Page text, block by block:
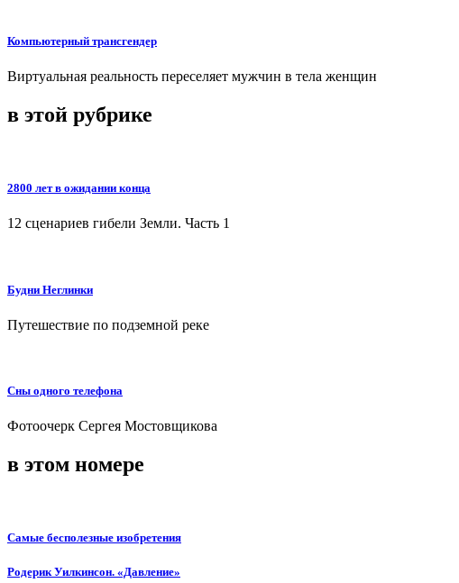
Компьютерный трансгендер
Виртуальная реальность переселяет мужчин в тела женщин
в этой рубрике
2800 лет в ожидании конца
12 сценариев гибели Земли. Часть 1
Будни Неглинки
Путешествие по подземной реке
Сны одного телефона
Фотоочерк Сергея Мостовщикова
в этом номере
Самые бесполезные изобретения
Родерик Уилкинсон. «Давление»